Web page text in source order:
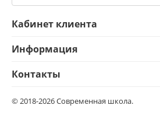
Кабинет клиента
Информация
Контакты
© 2018-2026 Современная школа.